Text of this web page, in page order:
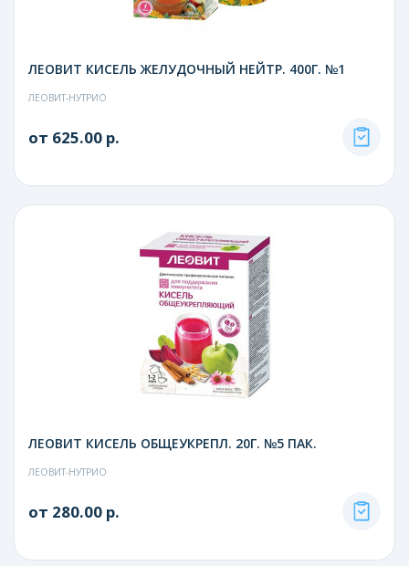
ЛЕОВИТ КИСЕЛЬ ЖЕЛУДОЧНЫЙ НЕЙТР. 400Г. №1
ЛЕОВИТ-НУТРИО
от 625.00 р.
ЛЕОВИТ КИСЕЛЬ ОБЩЕУКРЕПЛ. 20Г. №5 ПАК.
ЛЕОВИТ-НУТРИО
от 280.00 р.